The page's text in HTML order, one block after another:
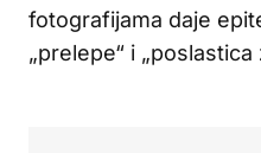
fotografijama daje
„prelepe“ i „poslastica